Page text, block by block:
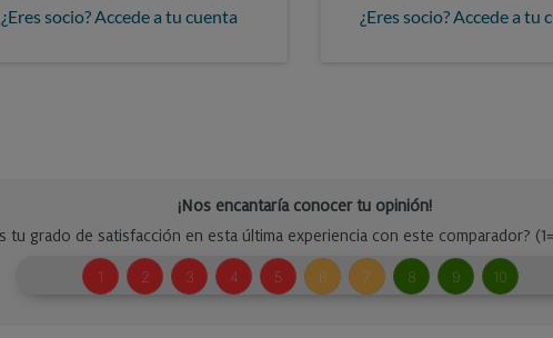
¿Eres socio? Accede a tu cuenta ¿Eres socio? Accede a tu